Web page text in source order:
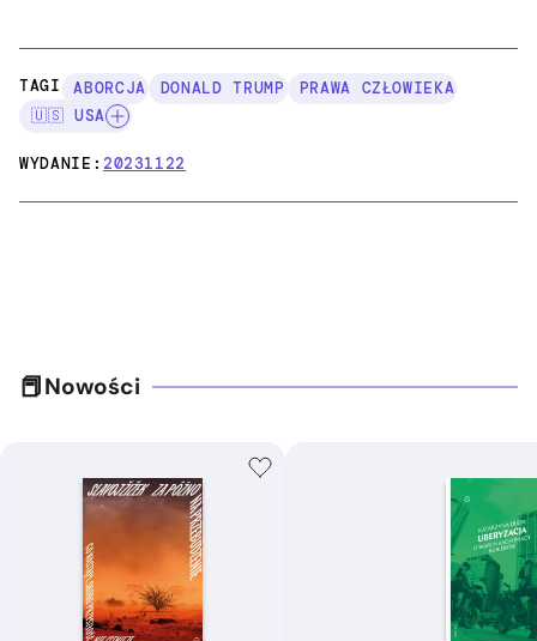
TAGI: ABORCJA DONALD TRUMP
PRAWA CZŁOWIEKA
🇺🇸 USA
WYDANIE:20231122
Nowości